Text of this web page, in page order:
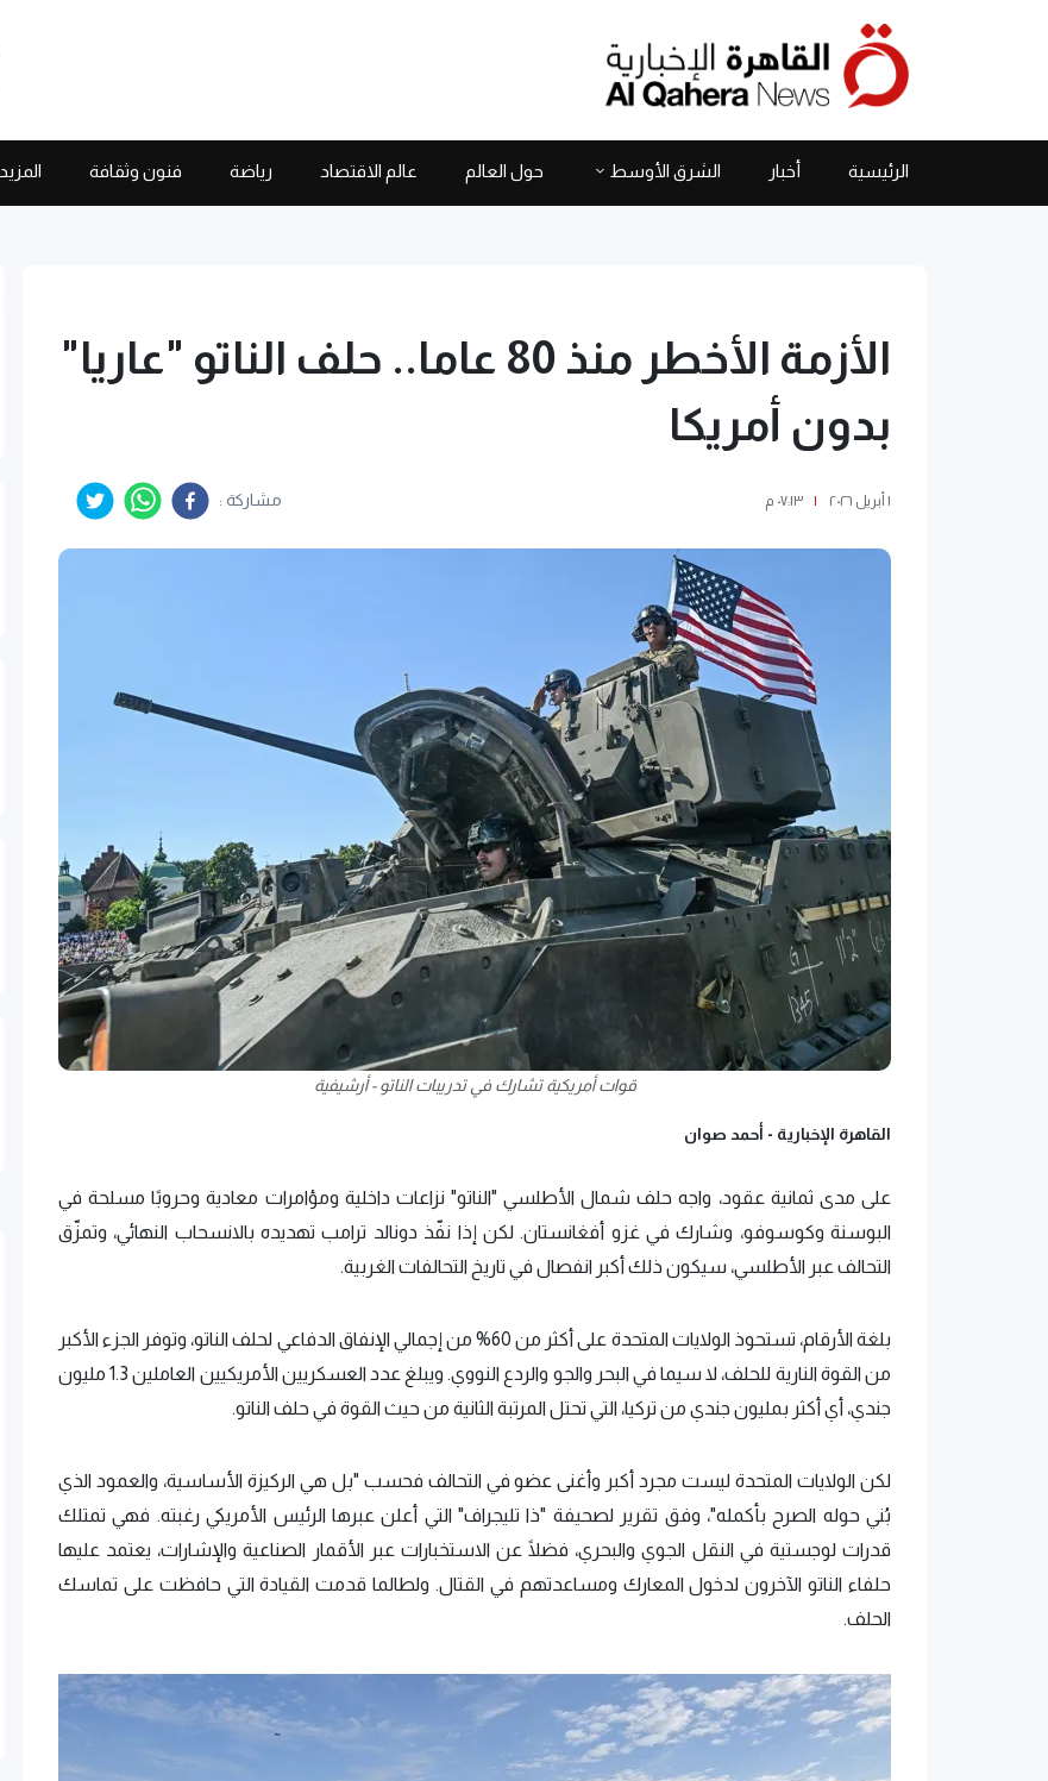
الرئيسية أخبار الشرق الأوسط حول العالم عالم الاقتصاد رياضة فنون وثقافة المزيد
الأزمة الأخطر منذ 80 عاما.. حلف الناتو "عاريا"
بدون أمريكا
١ أبريل ٢٠٢٦ | ٠٧:١٣ م مشاركة :
قوات أمريكية تشارك في تدريبات الناتو - أرشيفية
القاهرة الإخبارية - أحمد صوان
على مدى ثمانية عقود، واجه حلف شمال الأطلسي "الناتو" نزاعات داخلية ومؤامرات معادية وحروبًا مسلحة في
البوسنة وكوسوفو، وشارك في غزو أفغانستان. لكن إذا نفّذ دونالد ترامب تهديده بالانسحاب النهائي، وتمزّق
التحالف عبر الأطلسي، سيكون ذلك أكبر انفصال في تاريخ التحالفات الغربية.
بلغة الأرقام، تستحوذ الولايات المتحدة على أكثر من 60% من إجمالي الإنفاق الدفاعي لحلف الناتو، وتوفر الجزء الأكبر
من القوة النارية للحلف، لا سيما في البحر والجو والردع النووي. ويبلغ عدد العسكريين الأمريكيين العاملين 1.3 مليون
جندي، أي أكثر بمليون جندي من تركيا، التي تحتل المرتبة الثانية من حيث القوة في حلف الناتو.
لكن الولايات المتحدة ليست مجرد أكبر وأغنى عضو في التحالف فحسب "بل هي الركيزة الأساسية، والعمود الذي
بُني حوله الصرح بأكمله"، وفق تقرير لصحيفة "ذا تليجراف" التي أعلن عبرها الرئيس الأمريكي رغبته. فهي تمتلك
قدرات لوجستية في النقل الجوي والبحري، فضلًا عن الاستخبارات عبر الأقمار الصناعية والإشارات، يعتمد عليها
حلفاء الناتو الآخرون لدخول المعارك ومساعدتهم في القتال. ولطالما قدمت القيادة التي حافظت على تماسك
الحلف.